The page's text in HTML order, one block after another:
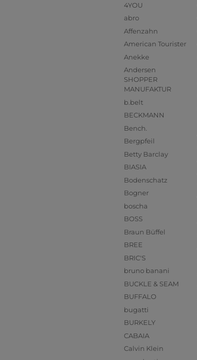
4YOU
abro
Affenzahn
American Tourister
Anekke
Andersen
SHOPPER
MANUFAKTUR
b.belt
BECKMANN
Bench.
Bergpfeil
Betty Barclay
BIASIA
Bodenschatz
Bogner
boscha
BOSS
Braun Büffel
BREE
BRIC'S
bruno banani
BUCKLE & SEAM
BUFFALO
bugatti
BURKELY
CABAIA
Calvin Klein